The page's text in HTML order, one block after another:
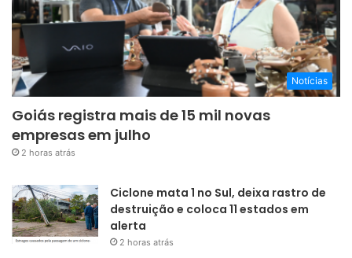
Notícias
Goiás registra mais de 15 mil novas
empresas em julho
2 horas atrás
Ciclone mata 1 no Sul, deixa rastro de
destruição e coloca 11 estados em
alerta
2 horas atrás